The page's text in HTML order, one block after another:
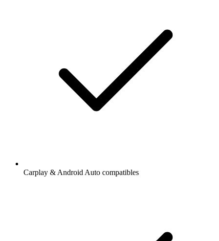
Carplay & Android Auto compatibles